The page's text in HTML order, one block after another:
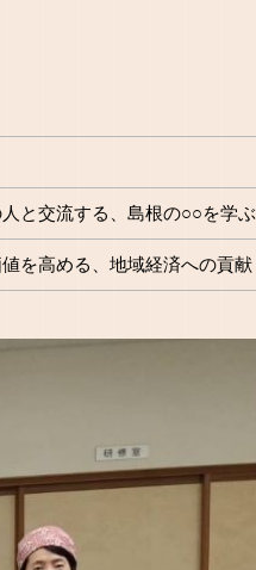
と交流する、島根の○○を学ぶ
を高める、地域経済への貢献